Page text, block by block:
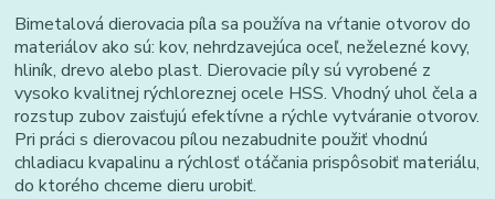
Bimetalová dierovacia píla sa používa na vŕtanie otvorov do
materiálov ako sú: kov, nehrdzavejúca oceľ, neželezné kovy,
hliník, drevo alebo plast. Dierovacie píly sú vyrobené z
vysoko kvalitnej rýchloreznej ocele HSS. Vhodný uhol čela a
rozstup zubov zaisťujú efektívne a rýchle vytváranie otvorov.
Pri práci s dierovacou pílou nezabudnite použiť vhodnú
chladiacu kvapalinu a rýchlosť otáčania prispôsobiť materiálu,
do ktorého chceme dieru urobiť.